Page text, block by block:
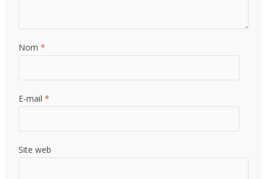
Nom*
E-mail*
Site web